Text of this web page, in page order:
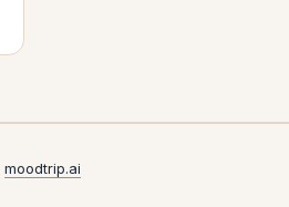
moodtrip.ai